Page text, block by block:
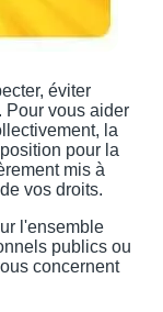
éviter
Pour vous aider
la
pour la
mis à
vos droits.
l'ensemble
publics ou
concernent